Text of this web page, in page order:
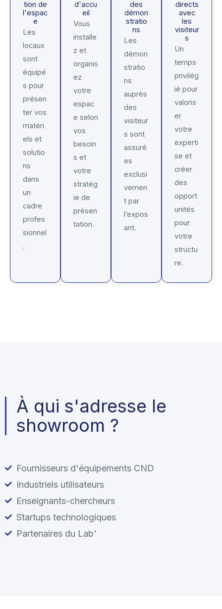
tion de
l'espac
e
Les
locaux
sont
équipé
s pour
présen
ter vos
matéri
els et
solutio
ns
dans
un
cadre
profes
sionnel
.
d'accu
eil
Vous
installe
z et
organis
ez
votre
espac
e selon
vos
besoin
s et
votre
stratég
ie de
présen
tation.
des
démon
stratio
ns
Les
démon
stratio
ns
auprès
des
visiteur
s sont
assuré
es
exclusi
vemen
t par
l’expos
ant.
directs
avec
les
visiteur
s
Un
temps
privilég
ié pour
valoris
er
votre
experti
se et
créer
des
opport
unités
pour
votre
structu
re.
À qui s'adresse le
showroom ?
Fournisseurs d'équipements CND
Industriels utilisateurs
Enseignants-chercheurs
Startups technologiques
Partenaires du Lab'